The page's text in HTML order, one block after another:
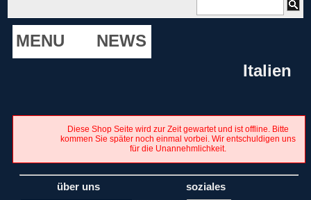
MENU
NEWS
Italien
Diese Shop Seite wird zur Zeit gewartet und ist offline. Bitte
kommen Sie später noch einmal vorbei. Wir entschuldigen uns
für die Unannehmlichkeit.
über uns soziales